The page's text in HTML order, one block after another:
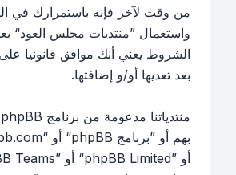
من وقت لآخر فإنه باستمرارك في
واستعمال ”منتديات مجلس العود“
الشروط يعني أنك موافق قانونيا على
بعد تعديها أو/و إضافتها.